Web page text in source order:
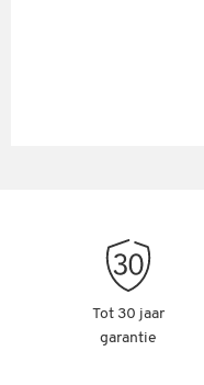
Tot 30 jaar
garantie